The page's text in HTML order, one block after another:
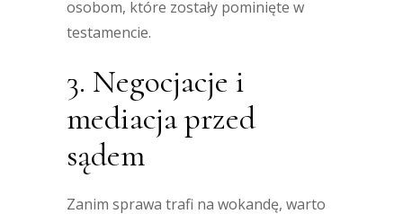
osobom, które zostały pominięte w
testamencie.
3. Negocjacje i
mediacja przed
sądem
Zanim sprawa trafi na wokandę, warto